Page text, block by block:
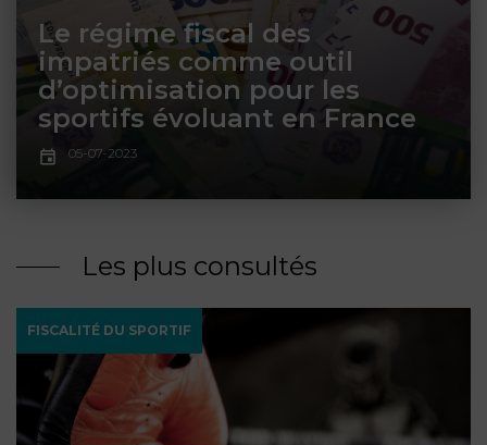
DROITS
INDEMNITÉ DE
LICENCIEMENT
PRESTATION
PRÉJUDICE
CORPOREL
DROIT
ADMINISTRATIF
ET
PROPRIÉTÉ
INTELLECTUELLE
DISTRIBUTION
ENTREPRISES
EN
PERSONNES
HAUSSMANN
DROIT
05-07-2023
Le régime fiscal des
impatriés comme outil
d’optimisation pour les
sportifs évoluant en France
Les plus consultés
FISCALITÉ DU SPORTIF